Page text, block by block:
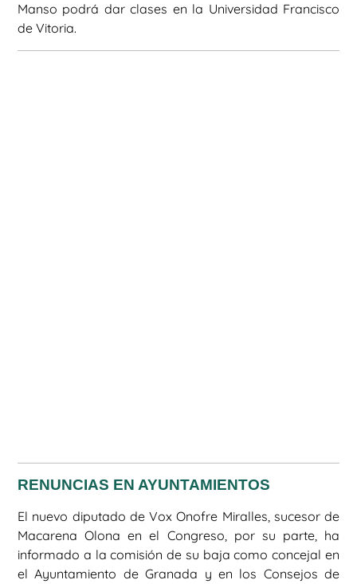
Manso podrá dar clases en la Universidad Francisco
de Vitoria.
RENUNCIAS EN AYUNTAMIENTOS
El nuevo diputado de Vox Onofre Miralles, sucesor de
Macarena Olona en el Congreso, por su parte, ha
informado a la comisión de su baja como concejal en
el Ayuntamiento de Granada y en los Consejos de